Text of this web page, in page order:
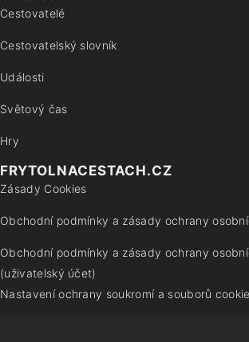
Cestovatelé
Cestovatelský slovník
Události
Světový čas
Hry
FRYTOLNACESTACH.CZ
Zásady Cookies
Obchodní podmínky a zásady ochrany
Obchodní podmínky a zásady ochrany
(uživatelský účet)
Nastavení ochrany soukromí a souborů cookie